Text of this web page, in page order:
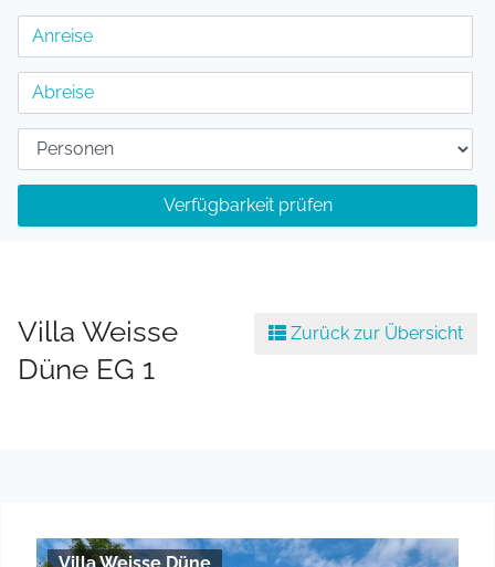
Verfügbarkeit prüfen
Villa Weisse
Düne EG 1
Zurück zur Übersicht